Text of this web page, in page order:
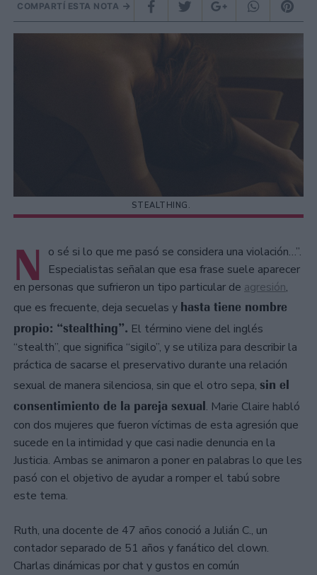
COMPARTÍ ESTA NOTA
STEALTHING.
N
o sé si lo que me pasó se considera una violación…”.
Especialistas señalan que esa frase suele aparecer
en personas que sufrieron un tipo particular de agresión,
que es frecuente, deja secuelas y hasta tiene nombre
propio: “stealthing”. El término viene del inglés
“stealth”, que significa “sigilo”, y se utiliza para describir la
práctica de sacarse el preservativo durante una relación
sexual de manera silenciosa, sin que el otro sepa, sin el
consentimiento de la pareja sexual. Marie Claire habló
con dos mujeres que fueron víctimas de esta agresión que
sucede en la intimidad y que casi nadie denuncia en la
Justicia. Ambas se animaron a poner en palabras lo que les
pasó con el objetivo de ayudar a romper el tabú sobre
este tema.
Ruth, una docente de 47 años conoció a Julián C., un
contador separado de 51 años y fanático del clown.
Charlas dinámicas por chat y gustos en común